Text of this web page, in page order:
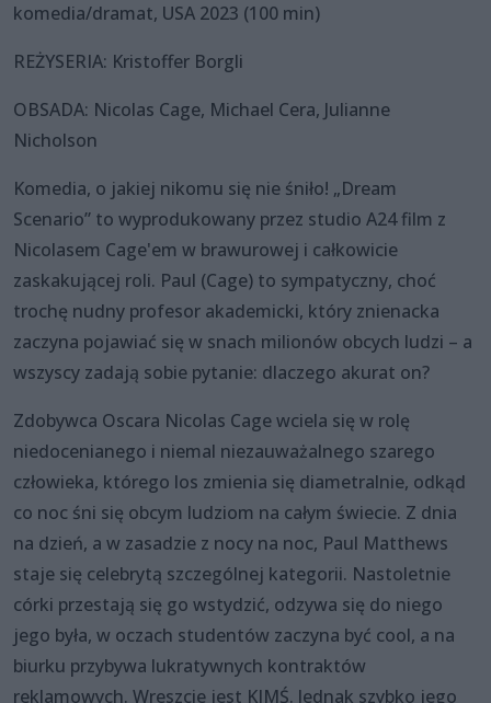
komedia/dramat, USA 2023 (100 min)
REŻYSERIA: Kristoffer Borgli
OBSADA: Nicolas Cage, Michael Cera, Julianne
Nicholson
Komedia, o jakiej nikomu się nie śniło! „Dream
Scenario” to wyprodukowany przez studio A24 film z
Nicolasem Cage'em w brawurowej i całkowicie
zaskakującej roli. Paul (Cage) to sympatyczny, choć
trochę nudny profesor akademicki, który znienacka
zaczyna pojawiać się w snach milionów obcych ludzi – a
wszyscy zadają sobie pytanie: dlaczego akurat on?
Zdobywca Oscara Nicolas Cage wciela się w rolę
niedocenianego i niemal niezauważalnego szarego
człowieka, którego los zmienia się diametralnie, odkąd
co noc śni się obcym ludziom na całym świecie. Z dnia
na dzień, a w zasadzie z nocy na noc, Paul Matthews
staje się celebrytą szczególnej kategorii. Nastoletnie
córki przestają się go wstydzić, odzywa się do niego
jego była, w oczach studentów zaczyna być cool, a na
biurku przybywa lukratywnych kontraktów
reklamowych. Wreszcie jest KIMŚ. Jednak szybko jego